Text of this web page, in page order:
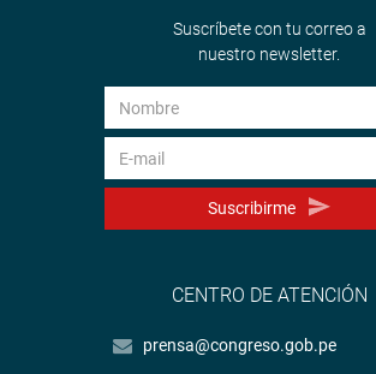
Suscríbete con tu correo a
nuestro newsletter.
Suscribirme
CENTRO DE ATENCIÓN
prensa@congreso.gob.pe